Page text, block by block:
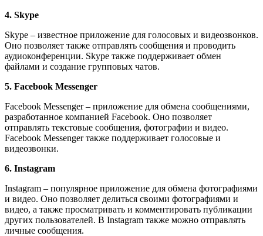
4. Skype
Skype – известное приложение для голосовых и видеозвонков.
Оно позволяет также отправлять сообщения и проводить
аудиоконференции. Skype также поддерживает обмен
файлами и создание групповых чатов.
5. Facebook Messenger
Facebook Messenger – приложение для обмена сообщениями,
разработанное компанией Facebook. Оно позволяет
отправлять текстовые сообщения, фотографии и видео.
Facebook Messenger также поддерживает голосовые и
видеозвонки.
6. Instagram
Instagram – популярное приложение для обмена фотографиями
и видео. Оно позволяет делиться своими фотографиями и
видео, а также просматривать и комментировать публикации
других пользователей. В Instagram также можно отправлять
личные сообщения.